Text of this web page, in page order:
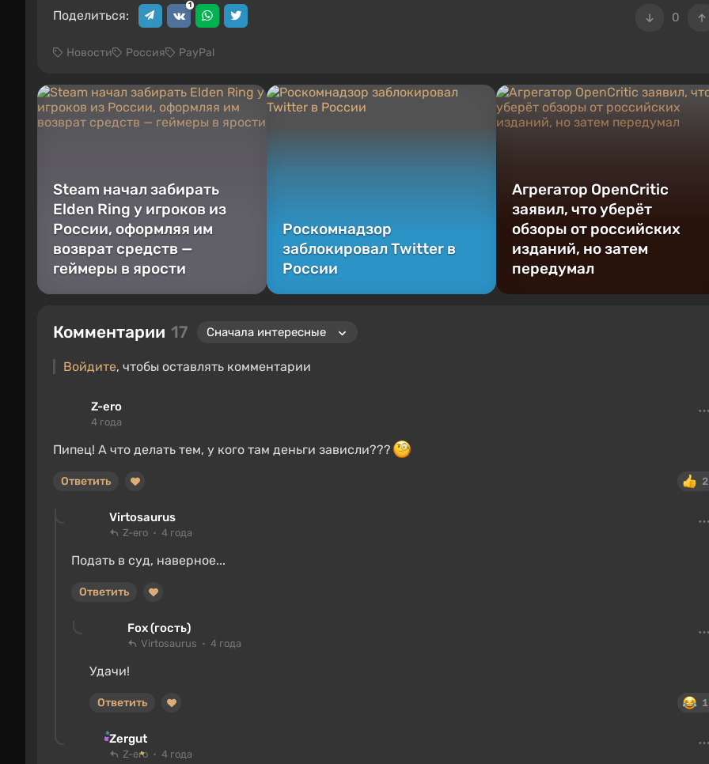
0
Поделиться:
1
Новости Россия PayPal
Steam начал забирать
Elden Ring у игроков из
России, оформляя им
возврат средств —
геймеры в ярости
Роскомнадзор
заблокировал Twitter в
России
Агрегатор OpenCritic
заявил, что уберёт
обзоры от российских
изданий, но затем
передумал
Комментарии 17
Войдите, чтобы оставлять комментарии
Z-ero
4 года
Пипец! А что делать тем, у кого там деньги зависли???
2
Ответить
Virtosaurus
Z-ero 4 года
Подать в суд, наверное...
Ответить
Fox (гость)
Virtosaurus 4 года
Удачи!
1
Ответить
Zergut
Z-ero 4 года